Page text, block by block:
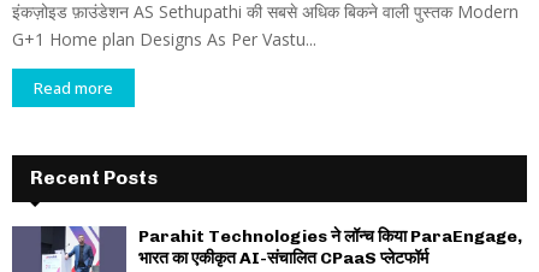
इंकज़ोइड फ़ाउंडेशन AS Sethupathi की सबसे अधिक बिकने वाली पुस्तक Modern
G+1 Home plan Designs As Per Vastu...
Read more
Recent Posts
Parahit Technologies ने लॉन्च किया ParaEngage,
भारत का एकीकृत AI-संचालित CPaaS प्लेटफॉर्म